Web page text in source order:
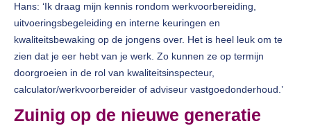
Hans: ‘Ik draag mijn kennis rondom werkvoorbereiding,
uitvoeringsbegeleiding en interne keuringen en
kwaliteitsbewaking op de jongens over. Het is heel leuk om te
zien dat je eer hebt van je werk. Zo kunnen ze op termijn
doorgroeien in de rol van kwaliteitsinspecteur,
calculator/werkvoorbereider of adviseur vastgoedonderhoud.’
Zuinig op de nieuwe generatie